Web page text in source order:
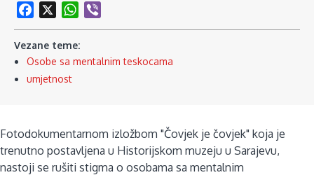
Facebook
WhatsApp
Vezane teme:
Osobe sa mentalnim teskocama
umjetnost
Fotodokumentarnom izložbom "Čovjek je čovjek" koja je
trenutno postavljena u Historijskom muzeju u Sarajevu,
nastoji se rušiti stigma o osobama sa mentalnim